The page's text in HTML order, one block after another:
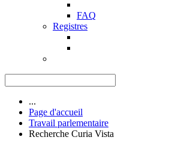
FAQ
Registres
...
Page d'accueil
Travail parlementaire
Recherche Curia Vista